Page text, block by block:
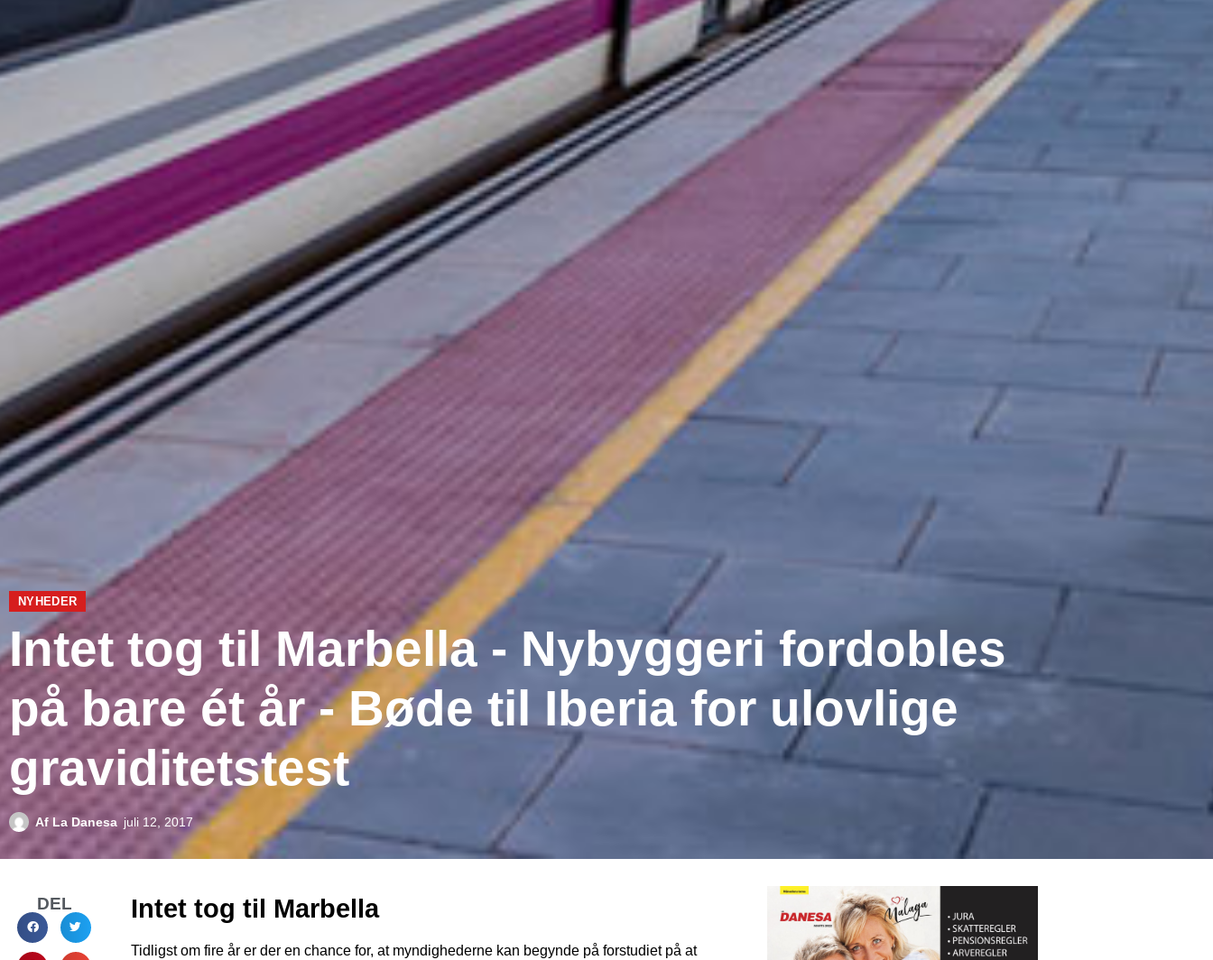
NYHEDER
Intet tog til Marbella - Nybyggeri fordobles
på bare ét år - Bøde til Iberia for ulovlige
graviditetstest
Af La Danesa juli 12, 2017
DEL Intet tog til Marbella
Tidligst om fire år er der en chance for, at myndighederne kan begynde på forstudiet på at